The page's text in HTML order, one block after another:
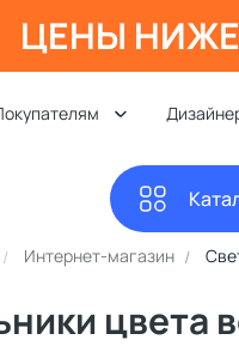
ЦЕНЫ
Интернет-магазин
цвета